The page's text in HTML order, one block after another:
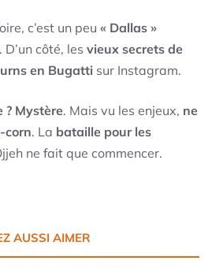
c’est un peu « Dallas »
. D’un côté, les vieux secrets de
en Bugatti sur Instagram.
? Mystère. Mais vu les enjeux, ne
corn. La bataille pour les
ne fait que commencer.
AUSSI AIMER